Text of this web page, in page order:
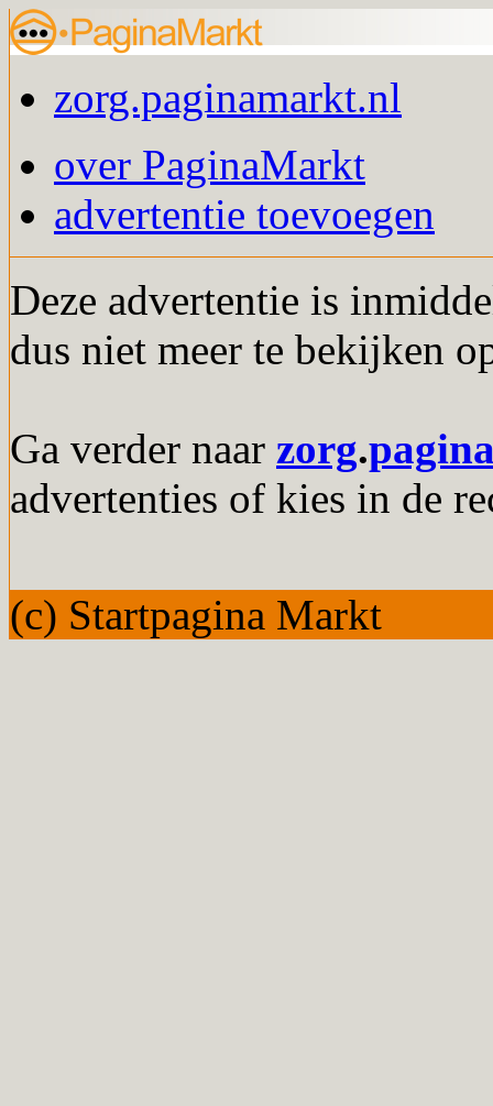
zorg.paginamarkt.nl
over PaginaMarkt
advertentie toevoegen
Deze advertentie is
dus niet meer te bekijken
Ga verder naar zorg.
advertenties of kies in de
(c) Startpagina Markt